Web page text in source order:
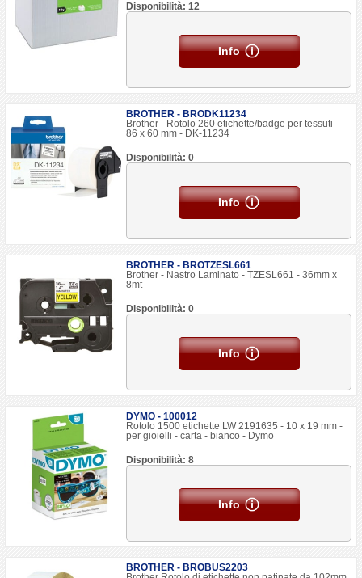
Disponibilità: 12
Info
BROTHER - BRODK11234
Brother - Rotolo 260 etichette/badge per tessuti -
86 x 60 mm - DK-11234
Disponibilità: 0
Info
BROTHER - BROTZESL661
Brother - Nastro Laminato - TZESL661 - 36mm x
8mt
Disponibilità: 0
Info
DYMO - 100012
Rotolo 1500 etichette LW 2191635 - 10 x 19 mm -
per gioielli - carta - bianco - Dymo
Disponibilità: 8
Info
BROTHER - BROBUS2203